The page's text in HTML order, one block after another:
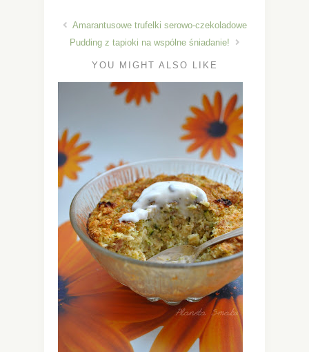
Amarantusowe trufelki serowo-czekoladowe
Pudding z tapioki na wspólne śniadanie!
YOU MIGHT ALSO LIKE